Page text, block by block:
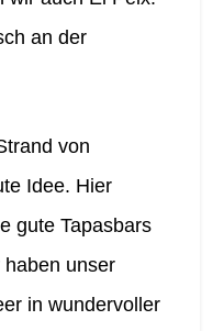
an der
von
Idee. Hier
gute Tapasbars
unser
in wundervoller